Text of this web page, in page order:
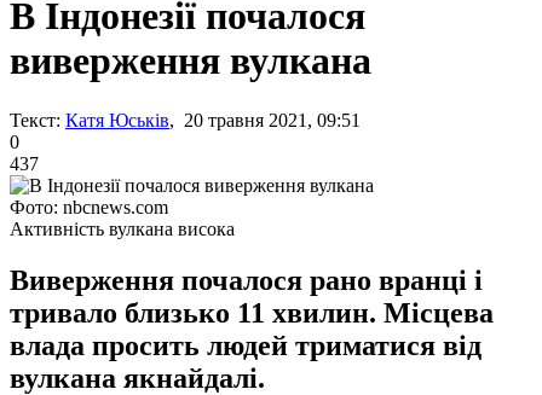
В Індонезії почалося
виверження вулкана
Текст: Катя Юськів, 20 травня 2021, 09:51
0
437
Фото: nbcnews.com
Активність вулкана висока
Виверження почалося рано вранці і
тривало близько 11 хвилин. Місцева
влада просить людей триматися від
вулкана якнайдалі.